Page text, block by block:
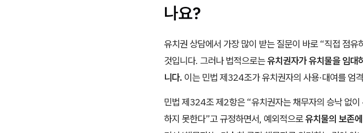
나요?
유치권 상담에서 가장 많이 받는 질문이 바로 “직접 점
것입니다. 그러나 법적으로는유치권자가 유치물을 임대
니다. 이는 민법 제324조가 유치권자의 사용·대여를 엄
민법 제324조 제2항은 “유치권자는 채무자의 승낙 없
하지 못한다”고 규정하면서, 예외적으로유치물의 보존